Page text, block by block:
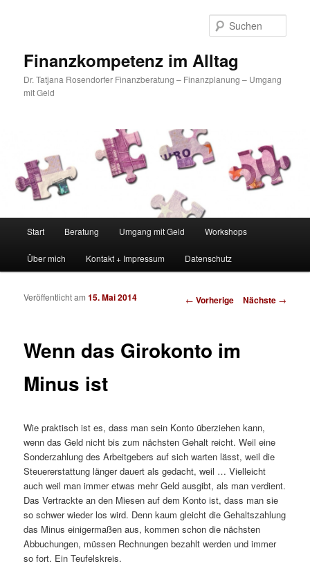
Finanzkompetenz im Alltag
Dr. Tatjana Rosendorfer Finanzberatung – Finanzplanung – Umgang
mit Geld
Zum Inhalt wechseln
Zum sekundären Inhalt wechseln
Start Beratung Umgang mit Geld Workshops
Über mich Kontakt + Impressum Datenschutz
Artikelnavigation
← Vorherige Nächste →
Wenn das Girokonto im
Minus ist
Veröffentlicht am15. Mai 2014
Wie praktisch ist es, dass man sein Konto überziehen kann,
wenn das Geld nicht bis zum nächsten Gehalt reicht. Weil eine
Sonderzahlung des Arbeitgebers auf sich warten lässt, weil die
Steuererstattung länger dauert als gedacht, weil … Vielleicht
auch weil man immer etwas mehr Geld ausgibt, als man verdient.
Das Vertrackte an den Miesen auf dem Konto ist, dass man sie
so schwer wieder los wird. Denn kaum gleicht die Gehaltszahlung
das Minus einigermaßen aus, kommen schon die nächsten
Abbuchungen, müssen Rechnungen bezahlt werden und immer
so fort. Ein Teufelskreis.